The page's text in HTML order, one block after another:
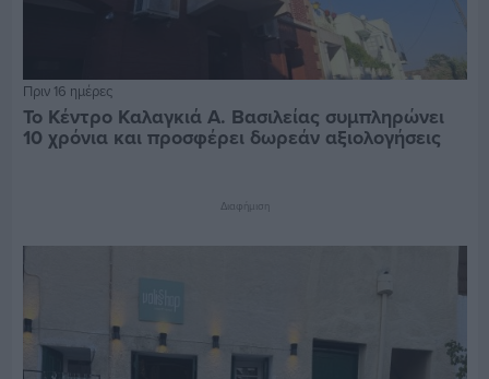
Πριν 16 ημέρες
Το Κέντρο Καλαγκιά Α. Βασιλείας συμπληρώνει
10 χρόνια και προσφέρει δωρεάν αξιολογήσεις
Διαφήμιση